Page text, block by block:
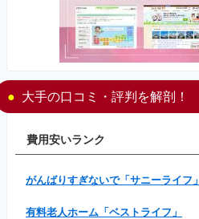
大手の口コミ・評判を解剖！
費用安いランク
がんばりすぎないで「サニーライフ」
有料老人ホーム「ベストライフ」